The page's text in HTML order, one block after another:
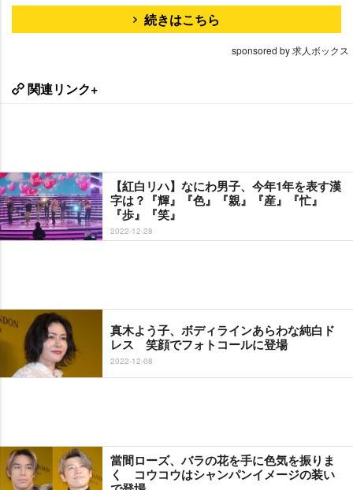
続きはこちら
sponsored by 求人ボックス
関連リンク+
【紅白リハ】なにわ男子、今年1年を表す漢
字は？『輝』『色』『親』『産』『忙』
『歩』『笑』
2022-12-28
真木よう子、ボディラインあらわな純白ド
レス 笑顔でフォトコールに登場
2022-12-08
當間ローズ、バラの花を手に色気を振りま
く コウコウはシャンパンイメージの装い